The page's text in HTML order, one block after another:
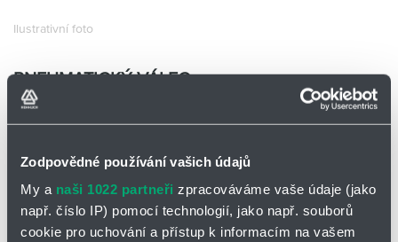
Zodpovědné používání vašich údajů
My a naši 1022 partneři zpracováváme vaše údaje (jako
např. číslo IP) pomocí technologií, jako např. souborů
cookie pro uchování a přístup k informacím na vašem
Ilustrativní foto
PNEUMATICKÝ VÁLEC
SQ32X75-S
EMC SQ32X75-S
0 ks a více 935,00 Kč/ks
935,00 Kč